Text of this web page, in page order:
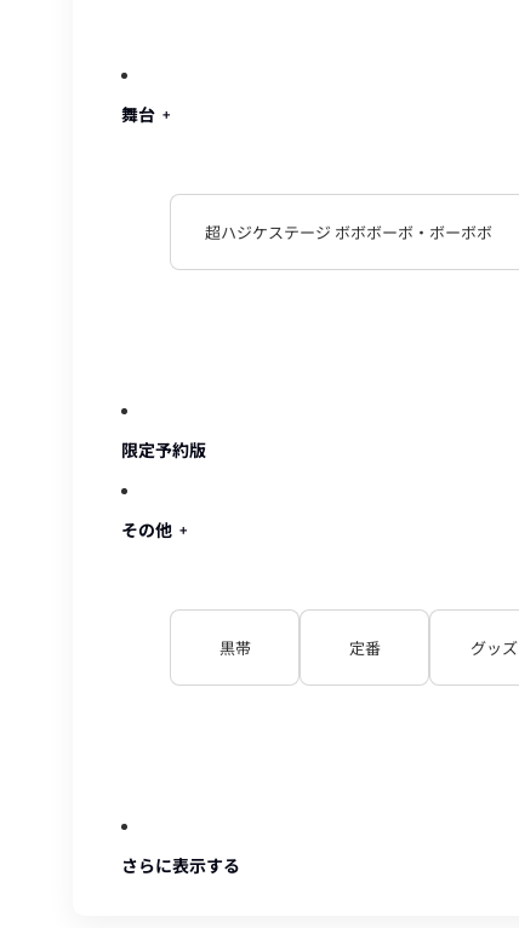
舞台
超ハジケステージ ボボボーボ・ボーボボ
限定予約版
その他
黒帯 定番 グッズ
さらに表示する